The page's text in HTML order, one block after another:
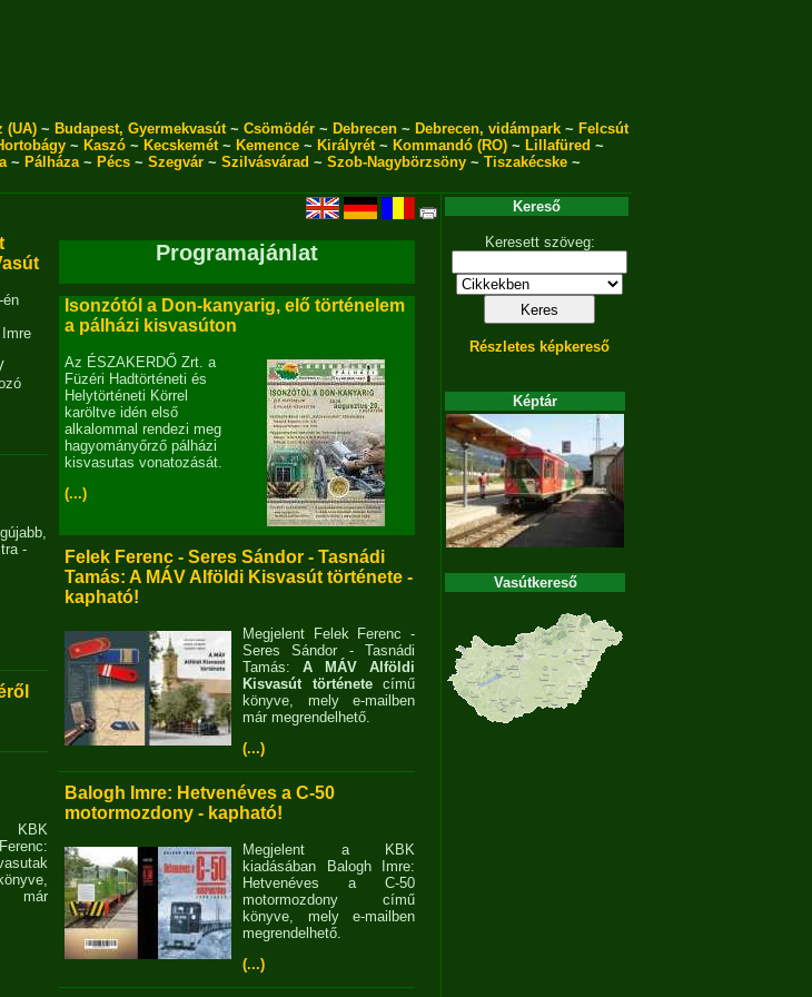
(UA)~ Budapest, Gyermekvasút~ Csömödér~ Debrecen~ Debrecen, vidámpark~ Felcsút
~ Kaszó ~ Kecskemét~ Kemence ~ Királyrét~ Kommandó (RO) ~ Lillafüred ~
~ Pálháza~ Pécs~ Szegvár~ Szilvásvárad ~ Szob-Nagybörzsöny~ Tiszakécske~
én
-
már
Programajánlat
Isonzótól a Don-kanyarig, elő történelem
a pálházi kisvasúton
Az ÉSZAKERDŐ Zrt. a
Füzéri Hadtörténeti és
Helytörténeti Körrel
karöltve idén első
alkalommal rendezi meg
hagyományőrző pálházi
kisvasutas vonatozását.
(...)
Felek Ferenc - Seres Sándor - Tasnádi
Tamás: A MÁV Alföldi Kisvasút története -
kapható!
Megjelent Felek Ferenc -
Seres Sándor - Tasnádi
Tamás: A MÁV Alföldi
Kisvasút története című
könyve, mely e-mailben
már megrendelhető.
(...)
Balogh Imre: Hetvenéves a C-50
motormozdony - kapható!
Megjelent a KBK
kiadásában Balogh Imre:
Hetvenéves a C-50
motormozdony című
könyve, mely e-mailben
megrendelhető.
(...)
Kereső
Keresett szöveg:
Részletes képkereső
Képtár
Vasútkereső